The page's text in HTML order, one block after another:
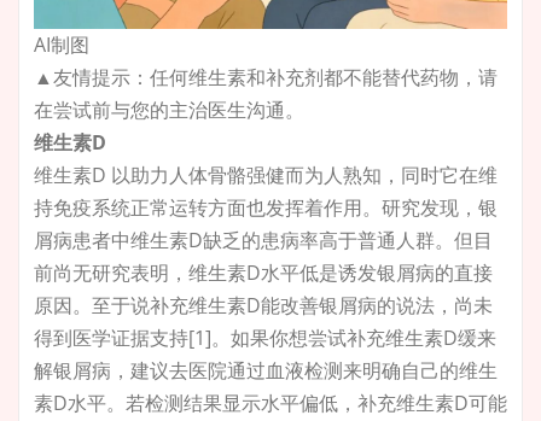
AI制图
▲友情提示：任何维生素和补充剂都不能替代药物，请
在尝试前与您的主治医生沟通。
维生素D
维生素D 以助力人体骨骼强健而为人熟知，同时它在维
持免疫系统正常运转方面也发挥着作用。研究发现，银
屑病患者中维生素D缺乏的患病率高于普通人群。但目
前尚无研究表明，维生素D水平低是诱发银屑病的直接
原因。至于说补充维生素D能改善银屑病的说法，尚未
得到医学证据支持[1]。如果你想尝试补充维生素D缓来
解银屑病，建议去医院通过血液检测来明确自己的维生
素D水平。若检测结果显示水平偏低，补充维生素D可能